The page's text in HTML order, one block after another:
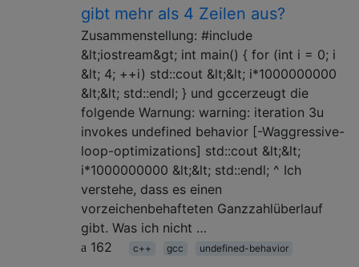
gibt mehr als 4 Zeilen aus?
Zusammenstellung: #include
&lt;iostream&gt; int main() { for (int i = 0; i
&lt; 4; ++i) std::cout &lt;&lt; i*1000000000
&lt;&lt; std::endl; } und gccerzeugt die
folgende Warnung: warning: iteration 3u
invokes undefined behavior [-Waggressive-
loop-optimizations] std::cout &lt;&lt;
i*1000000000 &lt;&lt; std::endl; ^ Ich
verstehe, dass es einen
vorzeichenbehafteten Ganzzahlüberlauf
gibt. Was ich nicht …
162
c++ gcc undefined-behavior